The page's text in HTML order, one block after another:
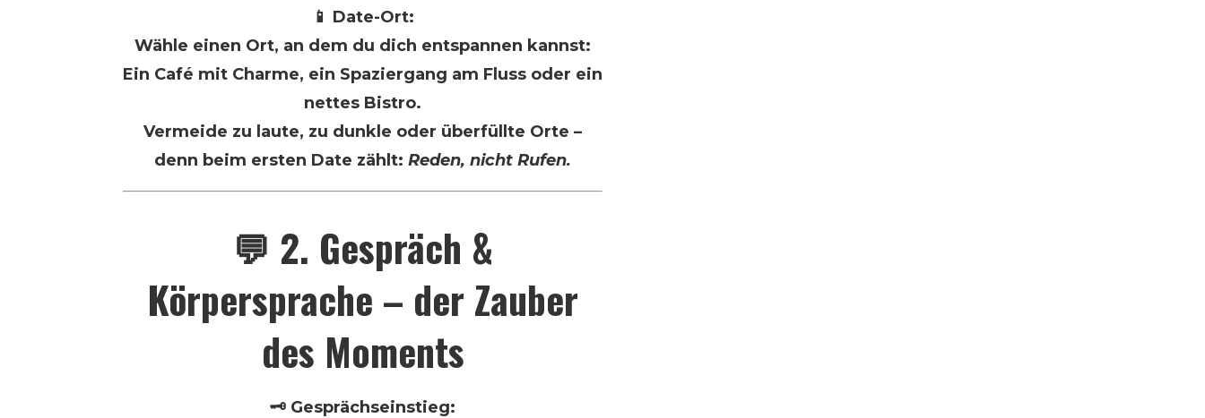
📱 Date-Ort:
Wähle einen Ort, an dem du dich entspannen kannst:
Ein Café mit Charme, ein Spaziergang am Fluss oder ein
nettes Bistro.
Vermeide zu laute, zu dunkle oder überfüllte Orte –
denn beim ersten Date zählt: Reden, nicht Rufen.
💬 2. Gespräch &
Körpersprache – der Zauber
des Moments
🗝️ Gesprächseinstieg: